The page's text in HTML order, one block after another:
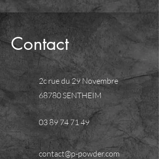
Contact
2c rue du 29 Novembre
68780 SENTHEIM
03 89 74 71 49
contact@p-powder.com